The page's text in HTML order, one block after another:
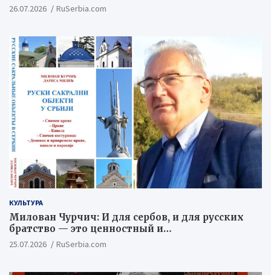
26.07.2026 RuSerbia.com
КУЛЬТУРА
Милован Чурчич: И для сербов, и для русских
братство — это ценностный и
цивилизационный концепт
25.07.2026 RuSerbia.com